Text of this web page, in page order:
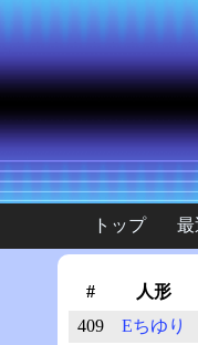
トップ 最
# 人形
409
Eちゆり